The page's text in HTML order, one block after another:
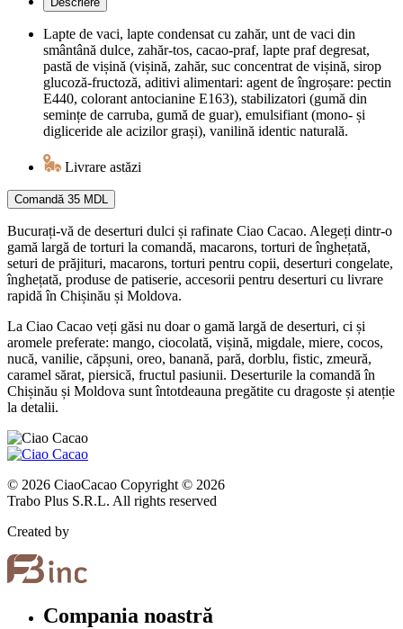
Lapte de vaci, lapte condensat cu zahăr, unt de vaci din
smântână dulce, zahăr-tos, cacao-praf, lapte praf degresat,
pastă de vișină (vișină, zahăr, suc concentrat de vișină, sirop
glucoză-fructoză, aditivi alimentari: agent de îngroșare: pectin
E440, colorant antocianine E163), stabilizatori (gumă din
semințe de carruba, gumă de guar), emulsifiant (mono- și
digliceride ale acizilor grași), vanilină identic naturală.
Livrare astăzi
Comandă 35 MDL
Bucurați-vă de deserturi dulci și rafinate Ciao Cacao. Alegeți dintr-o
gamă largă de torturi la comandă, macarons, torturi de înghețată,
seturi de prăjituri, macarons, torturi pentru copii, deserturi congelate,
înghețată, produse de patiserie, accesorii pentru deserturi cu livrare
rapidă în Chișinău și Moldova.
La Ciao Cacao veți găsi nu doar o gamă largă de deserturi, ci și
aromele preferate: mango, ciocolată, vișină, migdale, miere, cocos,
nucă, vanilie, căpșuni, oreo, banană, pară, dorblu, fistic, zmeură,
caramel sărat, piersică, fructul pasiunii. Deserturile la comandă în
Chișinău și Moldova sunt întotdeauna pregătite cu dragoste și atenție
la detalii.
© 2026 CiaoCacao Copyright © 2026
Trabo Plus S.R.L. All rights reserved
Created by
Compania noastră